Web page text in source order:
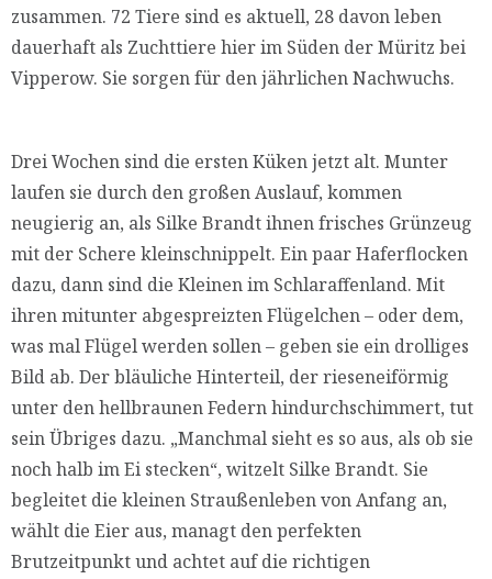
zusammen. 72 Tiere sind es aktuell, 28 davon leben
dauerhaft als Zuchttiere hier im Süden der Müritz bei
Vipperow. Sie sorgen für den jährlichen Nachwuchs.
Drei Wochen sind die ersten Küken jetzt alt. Munter
laufen sie durch den großen Auslauf, kommen
neugierig an, als Silke Brandt ihnen frisches Grünzeug
mit der Schere kleinschnippelt. Ein paar Haferflocken
dazu, dann sind die Kleinen im Schlaraffenland. Mit
ihren mitunter abgespreizten Flügelchen – oder dem,
was mal Flügel werden sollen – geben sie ein drolliges
Bild ab. Der bläuliche Hinterteil, der rieseneiförmig
unter den hellbraunen Federn hindurchschimmert, tut
sein Übriges dazu. „Manchmal sieht es so aus, als ob sie
noch halb im Ei stecken“, witzelt Silke Brandt. Sie
begleitet die kleinen Straußenleben von Anfang an,
wählt die Eier aus, managt den perfekten
Brutzeitpunkt und achtet auf die richtigen